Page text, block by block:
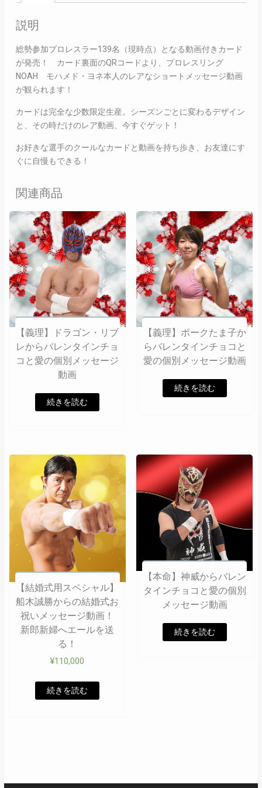
説明
総勢参加プロレスラー139名（現時点）となる動画付きカード
が発売！ カード裏面のQRコードより、プロレスリング
NOAH モハメド・ヨネ本人のレアなショートメッセージ動画
が観られます！
カードは完全な少数限定生産。シーズンごとに変わるデザイン
と、その時だけのレア動画、今すぐゲット！
お好きな選手のクールなカードと動画を持ち歩き、お友達にす
ぐに自慢もできる！
関連商品
【義理】ドラゴン・リブ
レからバレンタインチョ
コと愛の個別メッセージ
動画
続きを読む
【義理】ポークたま子か
らバレンタインチョコと
愛の個別メッセージ動画
続きを読む
【結婚式用スペシャル】
船木誠勝からの結婚式お
祝いメッセージ動画！
新郎新婦へエールを送
る！
¥110,000
続きを読む
【本命】神威からバレン
タインチョコと愛の個別
メッセージ動画
続きを読む